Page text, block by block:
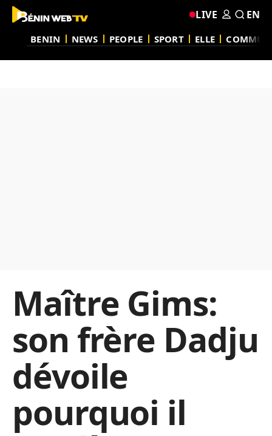
BENIN NEWS PEOPLE SPORT ELLE
LIVE EN
Maître Gims:
son frère Dadju
dévoile
pourquoi il